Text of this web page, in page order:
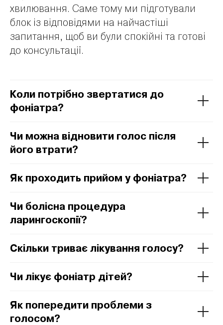
хвилювання. Саме тому ми підготували
блок із відповідями на найчастіші
запитання, щоб ви були спокійні та готові
до консультації.
Коли потрібно звертатися до
фоніатра?
Чи можна відновити голос після
його втрати?
Як проходить прийом у фоніатра?
Чи болісна процедура
ларингоскопії?
Скільки триває лікування голосу?
Чи лікує фоніатр дітей?
Як попередити проблеми з
голосом?